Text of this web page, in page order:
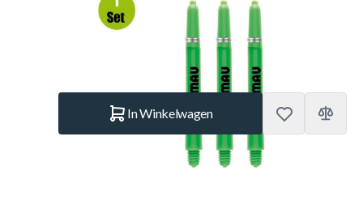
WINMAU.7010-208 Merk: Winmau
Op voorraad
In Winkelwagen